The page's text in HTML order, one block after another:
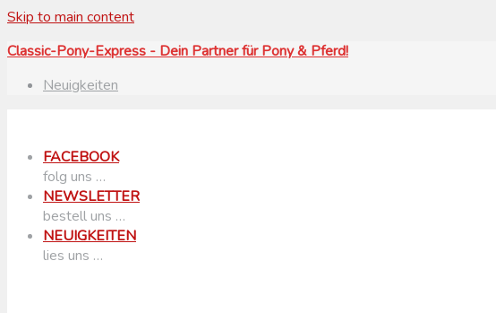
Skip to main content
Classic-Pony-Express - Dein Partner für Pony & Pferd!
Neuigkeiten
FACEBOOK
folg uns …
NEWSLETTER
bestell uns …
NEUIGKEITEN
lies uns …